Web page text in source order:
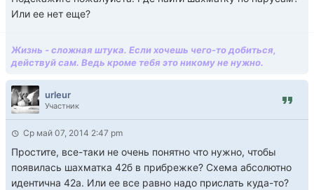
Или ее нет еще?
Жизнь - сложная штука. Если хочешь чего-то добиться,
действуй сам. Ведь кроме тебя это никому не нужно.
urleur
Участник
Ср май 07, 2014 2:47 pm
Простите, все-таки не очень понятно что нужно, чтобы
появилась шахматка 42б в прибрежке? Схема абсолютно
идентична 42а. Или ее все равно надо прислать куда-то?